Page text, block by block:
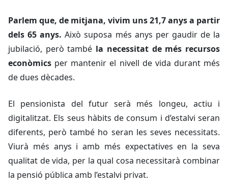
Parlem que, de mitjana, vivim uns21,7 anys a partir
dels 65 anys. Això suposa més anys per gaudir de la
jubilació, però també la necessitat de més recursos
econòmics per mantenir el nivell de vida durant més
de dues dècades.
El pensionista del futur serà més longeu, actiu i
digitalitzat. Els seus hàbits de consum i d’estalvi seran
diferents, però també ho seran les seves necessitats.
Viurà més anys i amb més expectatives en la seva
qualitat de vida, per la qual cosa necessitarà combinar
la pensió pública amb l’estalvi privat.